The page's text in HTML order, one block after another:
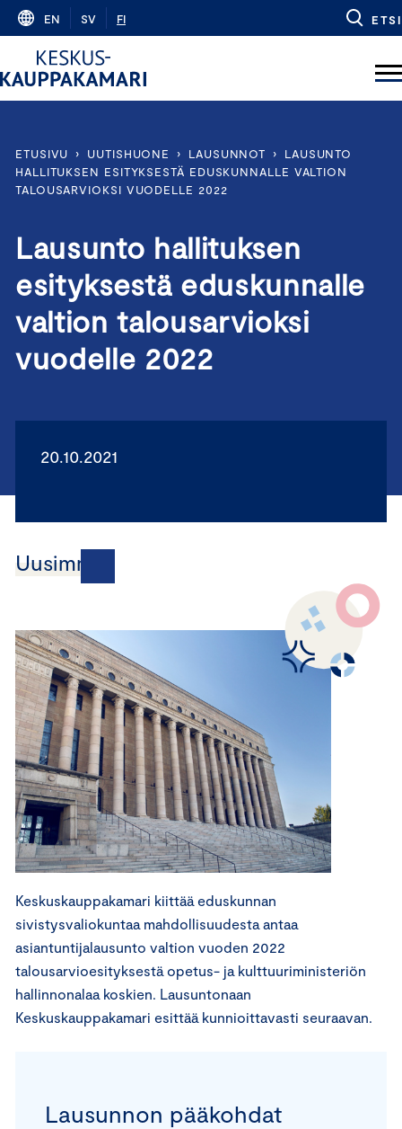
Skip
content
EN SV FI ETSI
ETUSIVU › UUTISHUONE › LAUSUNNOT ›
LAUSUNTO
HALLITUKSEN ESITYKSESTÄ EDUSKUNNALLE VALTION
TALOUSARVIOKSI VUODELLE 2022
Lausunto hallituksen
esityksestä eduskunnalle
valtion talousarvioksi
vuodelle 2022
20.10.2021
Uusimmat
Keskuskauppakamari kiittää eduskunnan
sivistysvaliokuntaa mahdollisuudesta antaa
asiantuntijalausunto valtion vuoden 2022
talousarvioesityksestä opetus- ja kulttuuriministeriön
hallinnonalaa koskien. Lausuntonaan
Keskuskauppakamari esittää kunnioittavasti seuraavan.
Lausunnon pääkohdat